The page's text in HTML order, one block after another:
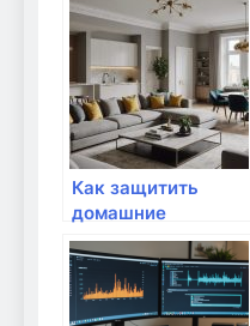
киберпреступников:
полный гид для
безопасного дома
Как защитить
домашние
устройства от
вирусов?